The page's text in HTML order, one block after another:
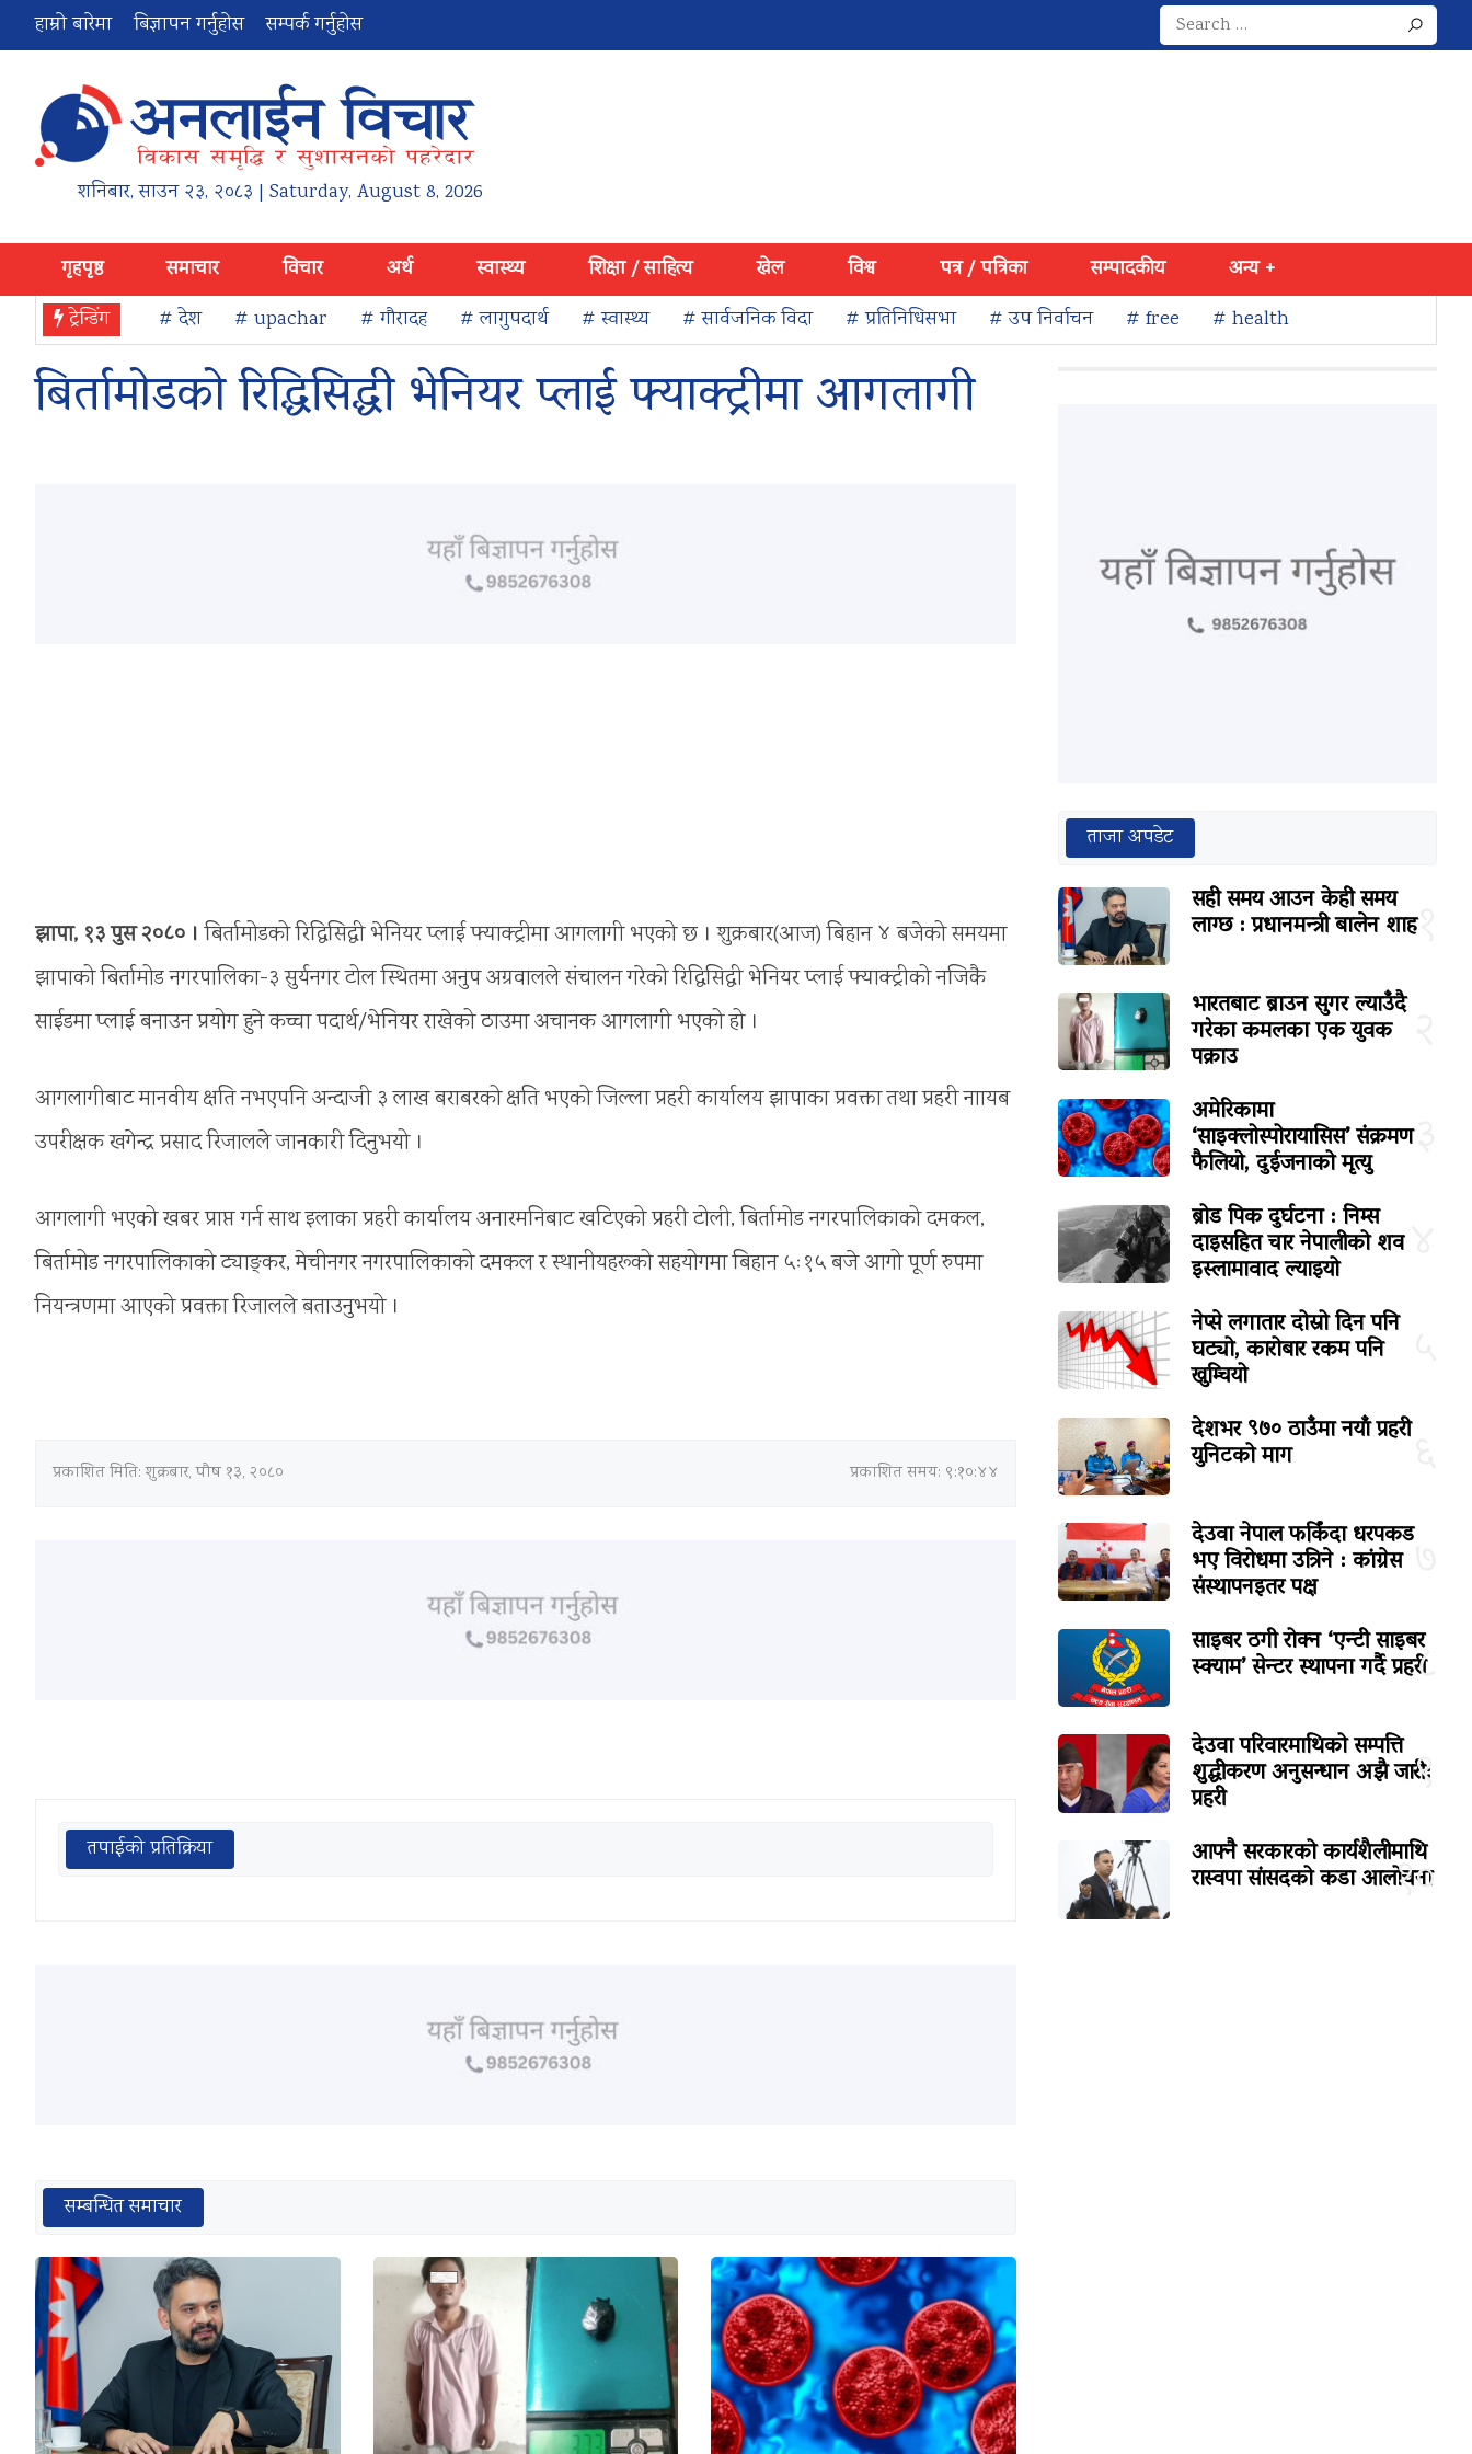
हाम्रो बारेमा बिज्ञापन गर्नुहोस सम्पर्क गर्नुहोस
Search
for:
शनिबार,साउन २३, २०८३ | Saturday, August 8, 2026
गृहपृष्ठ समाचार विचार अर्थ स्वास्थ्य शिक्षा / साहित्य खेल विश्व पत्र / पत्रिका सम्पादकीय
अन्य +
ट्रेन्डिंग
# देश # upachar # गौरादह # लागुपदार्थ # स्वास्थ्य # सार्वजनिक विदा # प्रतिनिधिसभा # उप निर्वाचन # free # health
बिर्तामोडको रिद्धिसिद्धी भेनियर प्लाई फ्याक्ट्रीमा आगलागी
झापा, १३ पुस २०८० । बिर्तामोडको रिद्धिसिद्धी भेनियर प्लाई फ्याक्ट्रीमा आगलागी भएको छ । शुक्रबार(आज) बिहान ४ बजेको समयमा
झापाको बिर्तामोड नगरपालिका-३ सुर्यनगर टोल स्थितमा अनुप अग्रवालले संचालन गरेको रिद्धिसिद्धी भेनियर प्लाई फ्याक्ट्रीको नजिकै
साईडमा प्लाई बनाउन प्रयोग हुने कच्चा पदार्थ/भेनियर राखेको ठाउमा अचानक आगलागी भएको हो ।
आगलागीबाट मानवीय क्षति नभएपनि अन्दाजी ३ लाख बराबरको क्षति भएको जिल्ला प्रहरी कार्यालय झापाका प्रवक्ता तथा प्रहरी नाायब
उपरीक्षक खगेन्द्र प्रसाद रिजालले जानकारी दिनुभयो ।
आगलागी भएको खबर प्राप्त गर्न साथ इलाका प्रहरी कार्यालय अनारमनिबाट खटिएको प्रहरी टोली, बिर्तामोड नगरपालिकाको दमकल,
बिर्तामोड नगरपालिकाको ट्याङ्कर, मेचीनगर नगरपालिकाको दमकल र स्थानीयहरूको सहयोगमा बिहान ५ः१५ बजे आगो पूर्ण रुपमा
नियन्त्रणमा आएको प्रवक्ता रिजालले बताउनुभयो ।
प्रकाशित मिति:शुक्रबार, पौष १३, २०८० प्रकाशित समय: ९:१०:४४
तपाईको प्रतिक्रिया
सम्बन्धित समाचार
ताजा अपडेट
१
सही समय आउन केही समय
लाग्छ : प्रधानमन्त्री बालेन शाह
भारतबाट ब्राउन सुगर ल्याउँदै
गरेका कमलका एक युवक
पक्राउ
३
अमेरिकामा
‘साइक्लोस्पोरायासिस’ संक्रमण
फैलियो, दुईजनाको मृत्यु
ब्रोड पिक दुर्घटना : निम्स
दाइसहित चार नेपालीको शव
इस्लामावाद ल्याइयो
नेप्से लगातार दोस्रो दिन पनि
घट्यो, कारोबार रकम पनि
खुम्चियो
देशभर ९७० ठाउँमा नयाँ प्रहरी
युनिटको माग
७
देउवा नेपाल फर्किंदा धरपकड
भए विरोधमा उत्रिने : कांग्रेस
संस्थापनइतर पक्ष
८
साइबर ठगी रोक्न ‘एन्टी साइबर
स्क्याम’ सेन्टर स्थापना गर्दै प्रहरी
९
देउवा परिवारमाथिको सम्पत्ति
शुद्धीकरण अनुसन्धान अझै जारी:
प्रहरी
१०
आफ्नै सरकारको कार्यशैलीमाथि
रास्वपा सांसदको कडा आलोचना